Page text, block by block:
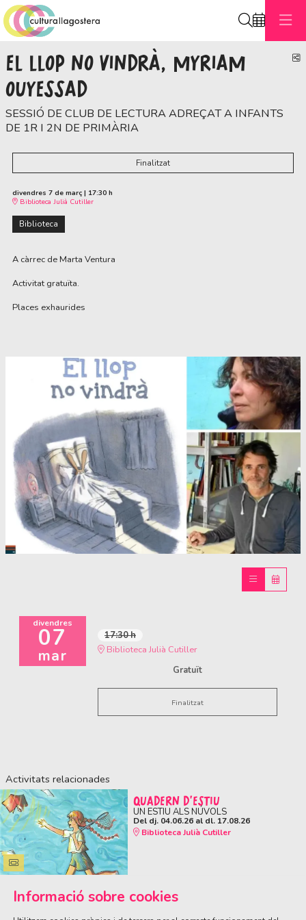
EL LLOP NO VINDRÀ, MYRIAM
OUYESSAD
SESSIÓ DE CLUB DE LECTURA ADREÇAT A INFANTS
DE 1R I 2N DE PRIMÀRIA
Finalitzat
divendres 7 de març | 17:30 h
Biblioteca Julià Cutiller
Biblioteca
A càrrec de Marta Ventura
Activitat gratuïta.
Places exhaurides
divendres
07
mar
17:30 h
Biblioteca Julià Cutiller
Gratuït
Finalitzat
Activitats relacionades
QUADERN D'ESTIU
UN ESTIU ALS NÚVOLS
Del dj. 04.06.26al dl. 17.08.26
Biblioteca Julià Cutiller
Informació sobre cookies